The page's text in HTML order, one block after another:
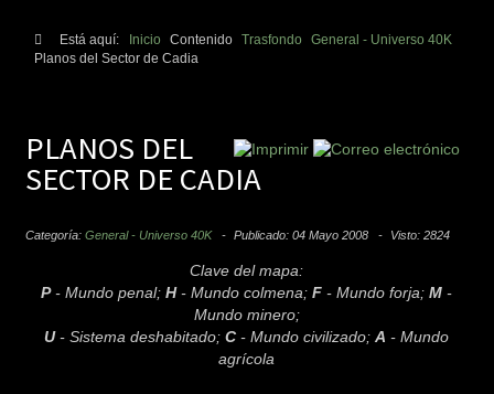
Está aquí: Inicio Contenido Trasfondo
General - Universo 40K
Planos del Sector de Cadia
PLANOS DEL
SECTOR DE CADIA
Categoría:General - Universo 40K Publicado: 04 Mayo 2008 Visto: 2824
Clave del mapa:
P- Mundo penal;H- Mundo colmena;F - Mundo forja;M -
Mundo minero;
U- Sistema deshabitado;C - Mundo civilizado;A - Mundo
agrícola